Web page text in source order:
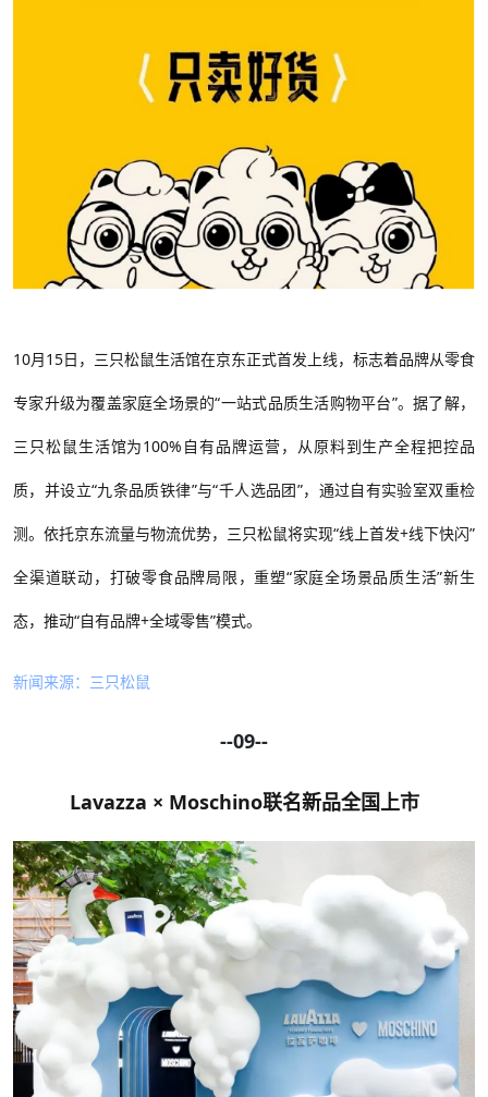
10月15日，三只松鼠生活馆在京东正式首发上线，标志着品牌从零食
专家升级为覆盖家庭全场景的“一站式品质生活购物平台”。据了解，
三只松鼠生活馆为100%自有品牌运营，从原料到生产全程把控品
质，并设立“九条品质铁律”与“千人选品团”，通过自有实验室双重检
测。依托京东流量与物流优势，三只松鼠将实现“线上首发+线下快闪”
全渠道联动，打破零食品牌局限，重塑“家庭全场景品质生活”新生
态，推动“自有品牌+全域零售”模式。
新闻来源：三只松鼠
--09--
Lavazza × Moschino联名新品全国上市